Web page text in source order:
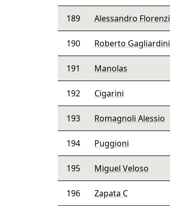
189 Alessandro Florenzi
190 Roberto Gagliardini
191 Manolas
192 Cigarini
193 Romagnoli Alessio
194 Puggioni
195 Miguel Veloso
196 Zapata C